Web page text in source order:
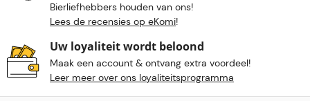
Bierliefhebbers houden van ons!
Lees de recensies op eKomi!
Uw loyaliteit wordt beloond
Maak een account & ontvang extra voordeel!
Leer meer over ons loyaliteitsprogramma